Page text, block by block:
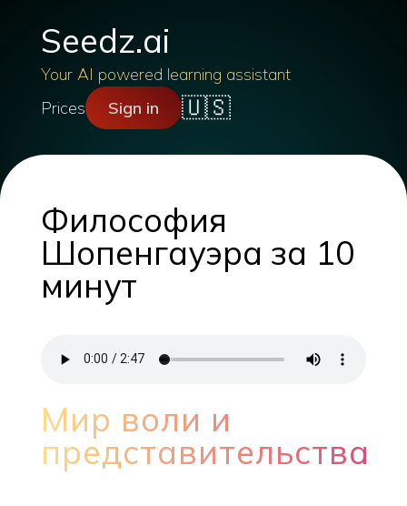
Seedz.ai
Your AI powered learning assistant
Prices
Sign in 🇺🇸
Философия
Шопенгауэра за 10
минут
Мир воли и
представительства